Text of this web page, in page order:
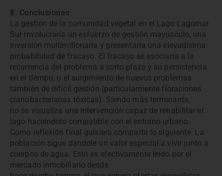
8. Conclusiones
La gestión de la comunidad vegetal en el Lago Lagomar
Sur involucraría un esfuerzo de gestión mayúsculo, una
inversión multimillonaria y presentaría una elevadísima
probabilidad de fracaso. El fracaso se asociaría a la
recurrencia del problema a corto plazo y su persistencia
en el tiempo, o el surgimiento de nuevos problemas
también de difícil gestión (particularmente floraciones
cianobacterianas tóxicas). Siendo más terminante,
no se visualiza una intervención capaz de rehabilitar el
lago haciéndolo compatible con el entorno urbano.
Como reflexión final quisiera compartir lo siguiente. La
población sigue dándole un valor especial a vivir junto a
cuerpos de agua. Esto es efectivamente leído por el
mercado inmobiliario desde